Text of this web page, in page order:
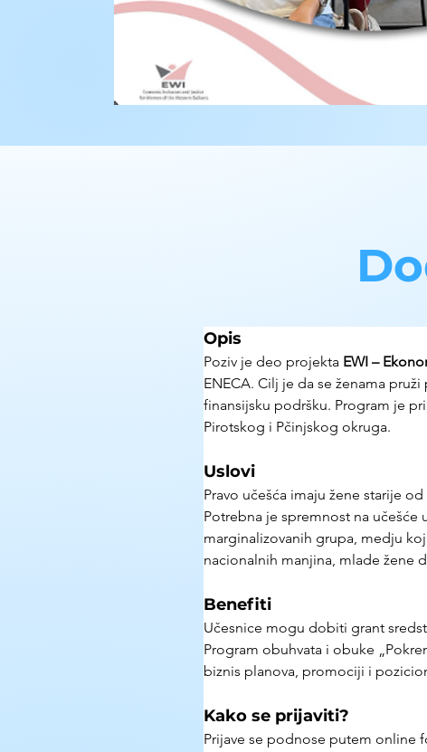
Opis
Poziv je deo projekta EWI –
ENECA. Cilj je da se ženama
finansijsku podršku. Program je
Pirotskog i Pčinjskog okruga.
Uslovi
Pravo učešća imaju žene starije
Potrebna je spremnost na učešće
marginalizovanih grupa, medju
nacionalnih manjina, mlade žene
Benefiti
Učesnice mogu dobiti grant
Program obuhvata i obuke
biznis planova, promociji i
Kako se prijaviti?
Prijave se podnose putem online